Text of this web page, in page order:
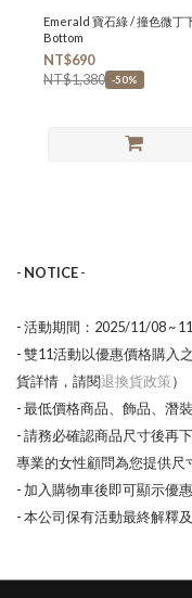
Emerald 寶石綠 / 撞色微丁
Bottom
NT$690
NT$1,380 -50%
- NOTICE-
- 活動期間：2025/11/08 ~
- 雙11活動以優惠價格購入
貨詳情，請閱退換貨政策）
- 最低價格商品、飾品、潛
- 請務必確認商品尺寸後再
專業的女性顧問為您提供尺
- 加入購物車後即可顯示優惠
- 本公司保有活動最終解釋及